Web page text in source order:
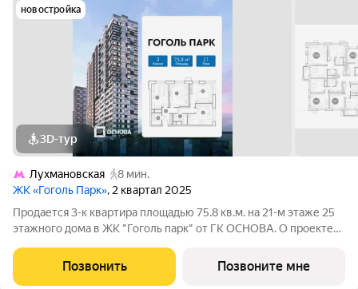
новостройка
3D-тур
Лухмановская
8 мин.
ЖК «Гоголь Парк», 2 квартал 2025
Продается 3-к квартира площадью 75.8 кв.м. на 21-м этаже 25
этажного дома в ЖК "Гоголь парк" от ГК ОСНОВА. О проекте
на территории и подземным паркингом с лифтом уже готов
около метро
Позвонить Позвоните мне